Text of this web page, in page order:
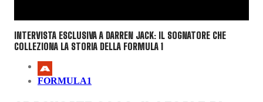
INTERVISTA ESCLUSIVA A DARREN JACK: IL SOGNATORE CHE
COLLEZIONA LA STORIA DELLA FORMULA 1
FORMULA1